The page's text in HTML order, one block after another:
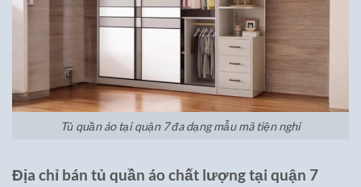
Tủ quần áo tại quận 7 đa dạng mẫu mã tiện nghi
Địa chỉ bán tủ quần áo chất lượng tại quận 7